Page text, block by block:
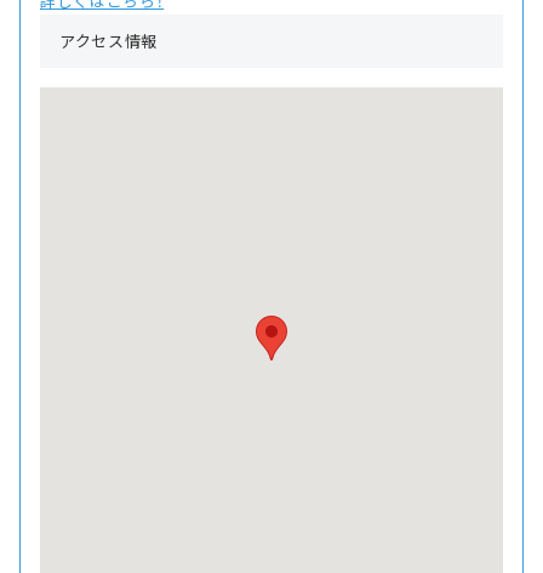
アクセス情報